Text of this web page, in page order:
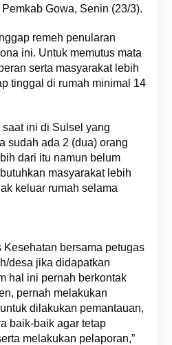
Gowa, Senin (23/3).
remeh penularan
ini. Untuk memutus mata
serta masyarakat lebih
tinggal di rumah minimal 14
ini di Sulsel yang
sudah ada 2 (dua) orang
dari itu namun belum
masyarakat lebih
keluar rumah selama
Kesehatan bersama petugas
desa jika didapatkan
hal ini pernah berkontak
pernah melakukan
dilakukan pemantauan,
baik-baik agar tetap
melakukan pelaporan,”